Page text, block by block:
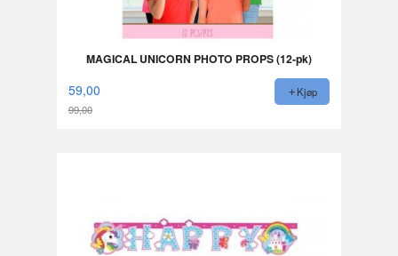
MAGICAL UNICORN PHOTO PROPS (12-pk)
59,00
99,00
Kjøp